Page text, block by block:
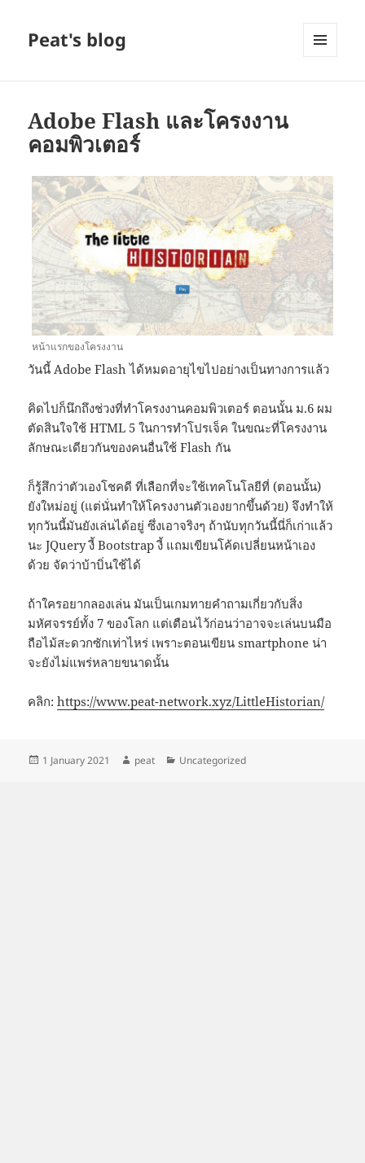
Peat's blog
Adobe Flash และโครงงาน
คอมพิวเตอร์
หน้าแรกของโครงงาน
วันนี้ Adobe Flash ได้หมดอายุไขไปอย่างเป็นทางการแล้ว
คิดไปก็นึกถึงช่วงที่ทำโครงงานคอมพิวเตอร์ ตอนนั้น ม.6 ผม
ตัดสินใจใช้ HTML 5 ในการทำโปรเจ็ค ในขณะที่โครงงาน
ลักษณะเดียวกันของคนอื่นใช้ Flash กัน
ก็รู้สึกว่าตัวเองโชคดี ที่เลือกที่จะใช้เทคโนโลยีที่ (ตอนนั้น)
ยังใหม่อยู่ (แต่นั่นทำให้โครงงานตัวเองยากขึ้นด้วย) จึงทำให้
ทุกวันนี้มันยังเล่นได้อยู่ ซึ่งเอาจริงๆ ถ้านับทุกวันนี้นี่ก็เก่าแล้ว
นะ JQuery งี้ Bootstrap งี้ แถมเขียนโค้ดเปลี่ยนหน้าเอง
ด้วย จัดว่าบ้าบิ่นใช้ได้
ถ้าใครอยากลองเล่น มันเป็นเกมทายคำถามเกี่ยวกับสิ่ง
มหัศจรรย์ทั้ง 7 ของโลก แต่เตือนไว้ก่อนว่าอาจจะเล่นบนมือ
ถือไม้สะดวกซักเท่าไหร่ เพราะตอนเขียน smartphone น่า
จะยังไม่แพร่หลายขนาดนั้น
คลิก:https://www.peat-network.xyz/LittleHistorian/
Posted
1 January 2021 Author
peat Categories
Uncategorized